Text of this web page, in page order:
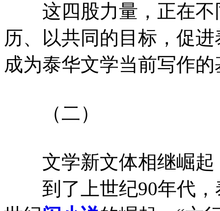
这四股力量，正在不
历、以共同的目标，促
成为泰华文学当前写作
（二）
文学新文体相继崛起
到了上世纪90年代，